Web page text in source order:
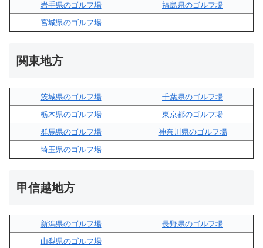
岩手県のゴルフ場
福島県のゴルフ場
宮城県のゴルフ場
–
関東地方
茨城県のゴルフ場
千葉県のゴルフ場
栃木県のゴルフ場
東京都のゴルフ場
群馬県のゴルフ場
神奈川県のゴルフ場
埼玉県のゴルフ場
–
甲信越地方
新潟県のゴルフ場
長野県のゴルフ場
山梨県のゴルフ場
–